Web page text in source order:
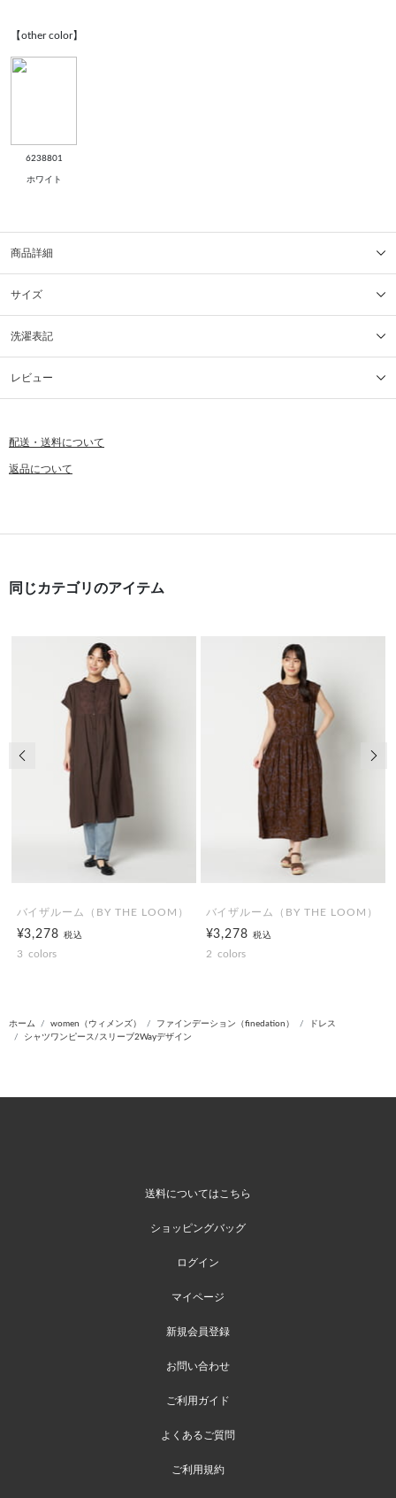
【other color】
6238801
ホワイト
商品詳細
サイズ
洗濯表記
レビュー
配送・送料について
返品について
同じカテゴリのアイテム
バイザルーム（BY THE LOOM）
¥3,278税込
3 colors
バイザルーム（BY THE LOOM）
¥3,278税込
2 colors
前の画像
ホーム women（ウィメンズ） ファインデーション（finedation）
ドレス
シャツワンピース/スリーブ2Wayデザイン
送料についてはこちら
ショッピングバッグ
ログイン
マイページ
新規会員登録
お問い合わせ
ご利用ガイド
よくあるご質問
ご利用規約